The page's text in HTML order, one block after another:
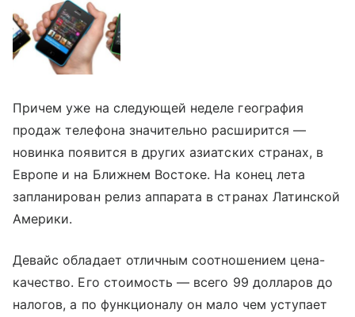
Причем уже на следующей неделе география
продаж телефона значительно расширится —
новинка появится в других азиатских странах, в
Европе и на Ближнем Востоке. На конец лета
запланирован релиз аппарата в странах Латинской
Америки.
Девайс обладает отличным соотношением цена-
качество. Его стоимость — всего 99 долларов до
налогов, а по функционалу он мало чем уступает